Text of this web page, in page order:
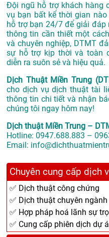
Đội ngũ hỗ trợ khách hàng
vụ bạn bất kể thời gian
hỗ trợ bạn 24/7 để giải
thông tin cần thiết một
và chuyên nghiệp, DTMT
sự hỗ trợ kịp thời và toàn
diễn ra suôn sẻ và hiệu quả.
Dịch Thuật Miền Trung
cho dịch vụ dịch thuật tài
thông tin chi tiết và nhận
chúng tôi ngay hôm nay!
Dịch thuật Miền Trung –
Hotline: 0947.688.883 –
Email:
Chuyên cung cấp dịch
✅ Dịch thuật công chứng
✅ Dịch thuật chuyên ngành
✅ Hợp pháp hoá lãnh sự
✅ Cung cấp phiên dịch dự